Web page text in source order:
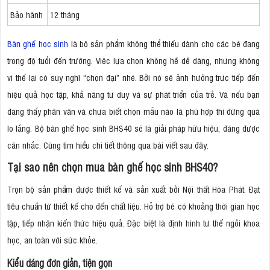
Bảo hành
12 tháng
Bàn ghế học sinh là bộ sản phẩm không thể thiếu dành cho các bé đang
trong độ tuổi đến trường. Việc lựa chọn không hề dễ dàng, nhưng không
vì thế lại có suy nghĩ “chọn đại” nhé. Bởi nó sẽ ảnh hưởng trực tiếp đến
hiệu quả học tập, khả năng tư duy và sự phát triển của trẻ. Và nếu bạn
đang thấy phân vân và chưa biết chọn mẫu nào là phù hợp thì đừng quá
lo lắng. Bộ bàn ghế học sinh BHS40 sẽ là giải pháp hữu hiệu, đáng được
cân nhắc. Cùng tìm hiểu chi tiết thông qua bài viết sau đây.
Tại sao nên chọn mua bàn ghế học sinh BHS40?
Trọn bộ sản phẩm được thiết kế và sản xuất bởi Nội thất Hòa Phát. Đạt
tiêu chuẩn từ thiết kế cho đến chất liệu. Hỗ trợ bé có khoảng thời gian học
tập, tiếp nhận kiến thức hiệu quả. Đặc biệt là định hình tư thế ngồi khoa
học, an toàn với sức khỏe.
Kiểu dáng đơn giản, tiện gọn